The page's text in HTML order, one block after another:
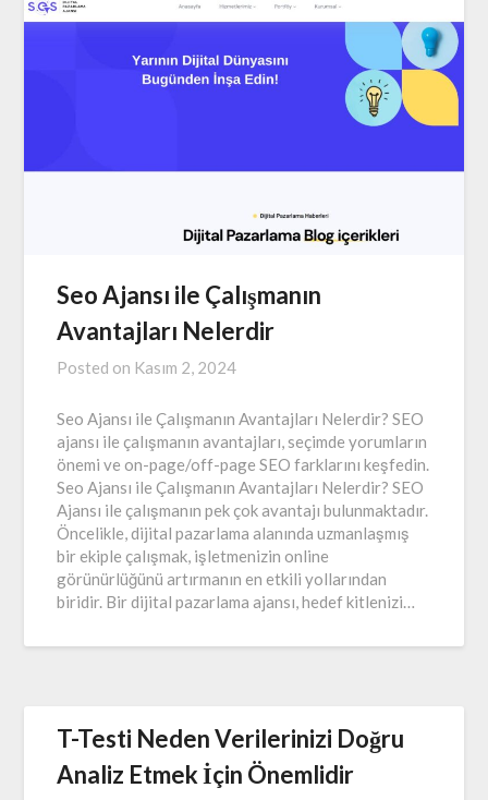
Seo Ajansı ile Çalışmanın
Avantajları Nelerdir
Posted on Kasım 2, 2024
Seo Ajansı ile Çalışmanın Avantajları Nelerdir? SEO
ajansı ile çalışmanın avantajları, seçimde yorumların
önemi ve on-page/off-page SEO farklarını keşfedin.
Seo Ajansı ile Çalışmanın Avantajları Nelerdir? SEO
Ajansı ile çalışmanın pek çok avantajı bulunmaktadır.
Öncelikle, dijital pazarlama alanında uzmanlaşmış
bir ekiple çalışmak, işletmenizin online
görünürlüğünü artırmanın en etkili yollarından
biridir. Bir dijital pazarlama ajansı, hedef kitlenizi…
T-Testi Neden Verilerinizi Doğru
Analiz Etmek İçin Önemlidir